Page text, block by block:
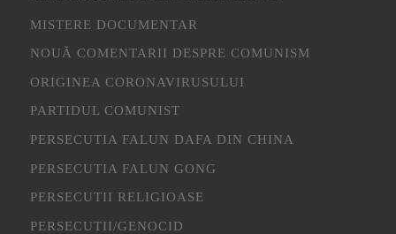
MISTERE DOCUMENTAR
NOUĂ COMENTARII DESPRE COMUNISM
ORIGINEA CORONAVIRUSULUI
PARTIDUL COMUNIST
PERSECUTIA FALUN DAFA DIN CHINA
PERSECUTIA FALUN GONG
PERSECUTII RELIGIOASE
PERSECUTII/GENOCID